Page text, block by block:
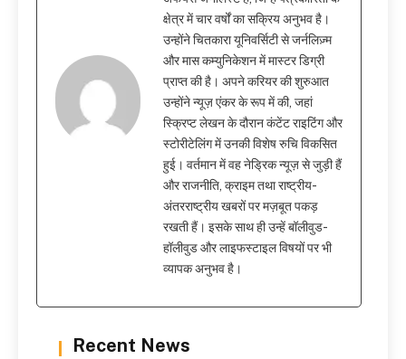
क्षेत्र में चार वर्षों का सक्रिय अनुभव है।
उन्होंने चितकारा यूनिवर्सिटी से जर्नलिज़्म
और मास कम्युनिकेशन में मास्टर डिग्री
प्राप्त की है। अपने करियर की शुरुआत
उन्होंने न्यूज़ एंकर के रूप में की, जहां
स्क्रिप्ट लेखन के दौरान कंटेंट राइटिंग और
स्टोरीटेलिंग में उनकी विशेष रुचि विकसित
हुई। वर्तमान में वह नेड्रिक न्यूज़ से जुड़ी हैं
और राजनीति, क्राइम तथा राष्ट्रीय-
अंतरराष्ट्रीय खबरों पर मज़बूत पकड़
रखती हैं। इसके साथ ही उन्हें बॉलीवुड-
हॉलीवुड और लाइफस्टाइल विषयों पर भी
व्यापक अनुभव है।
Recent News